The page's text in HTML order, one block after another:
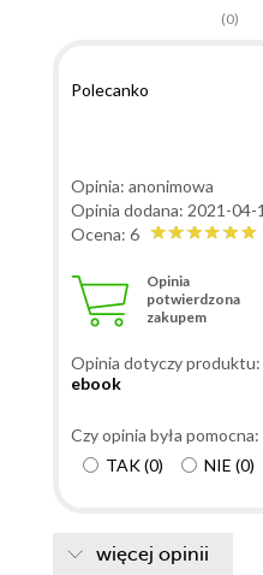
(0)
Polecanko
Opinia: anonimowa
Opinia dodana: 2021-04-
Ocena: 6
Opinia
potwierdzona
zakupem
Opinia dotyczy produktu:
ebook
Czy opinia była pomocna:
TAK(0) NIE (0)
więcej opinii